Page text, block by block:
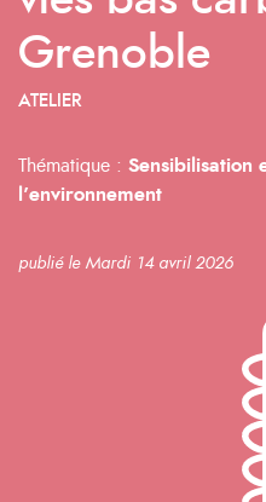
Grenoble
ATELIER
Thématique : Sensibilisation
l’environnement
publié le Mardi 14 avril 2026